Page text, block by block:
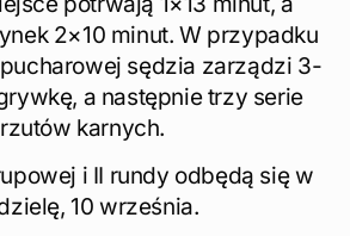
2×10 minut. W przypadku
sędzia zarządzi 3-
a następnie trzy serie
rzutów karnych.
i II rundy odbędą się w
10 września.